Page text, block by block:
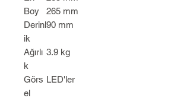
Boy
265 mm
Derinl
ik
90 mm
Ağırlı
k
3.9 kg
Görs
el
LED'ler